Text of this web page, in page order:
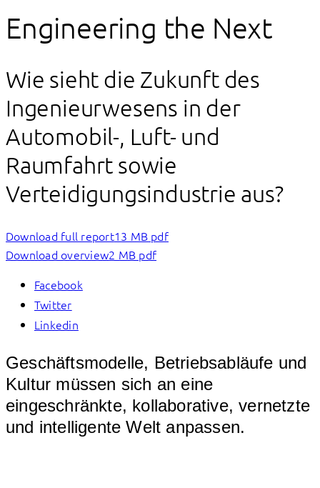
Engineering the Next
Wie sieht die Zukunft des
Ingenieurwesens in der
Automobil-, Luft- und
Raumfahrt sowie
Verteidigungsindustrie aus?
Download full report13 MB pdf
Download overview2 MB pdf
Facebook
Twitter
Linkedin
Geschäftsmodelle, Betriebsabläufe und
Kultur müssen sich an eine
eingeschränkte, kollaborative, vernetzte
und intelligente Welt anpassen.